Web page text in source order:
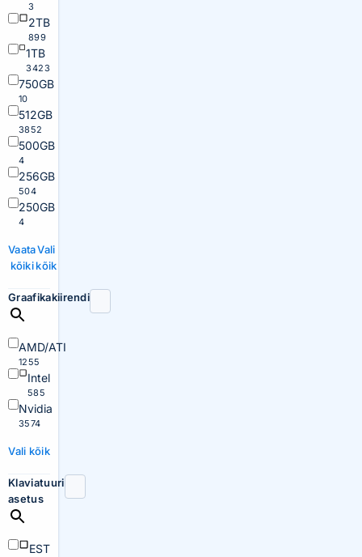
3
2TB
899
1TB
3423
750GB
10
512GB
3852
500GB
4
256GB
504
250GB
4
Vaata
kõiki
Vali
kõik
Graafikakiirendi
AMD/ATI
1255
Intel
585
Nvidia
3574
Vali kõik
Klaviatuuri
asetus
EST